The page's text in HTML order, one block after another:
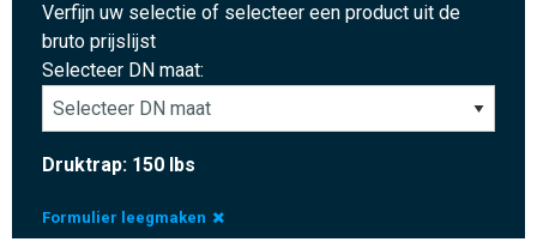
Verfijn uw selectie of selecteer een product uit de
bruto prijslijst
Selecteer DN maat:
Druktrap: 150 lbs
Formulier leegmaken